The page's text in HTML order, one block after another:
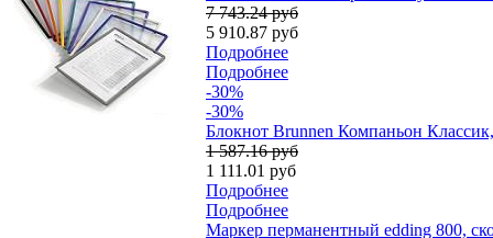
7 743.24 руб
5 910.87 руб
Подробнее
Подробнее
-30%
-30%
Блокнот Brunnen Компаньон
1 587.16 руб
1 111.01 руб
Подробнее
Подробнее
Маркер перманентный edding 800,